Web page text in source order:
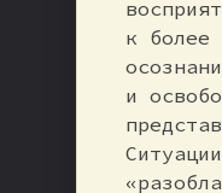
к более
и